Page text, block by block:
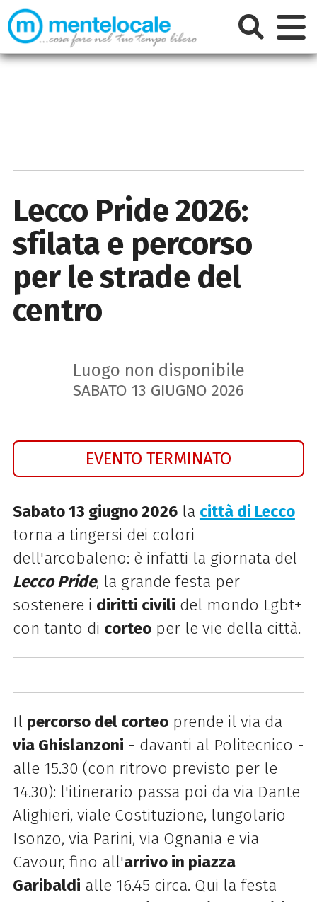
Lecco Pride 2026:
sfilata e percorso
per le strade del
centro
Luogo non disponibile
SABATO 13 GIUGNO 2026
EVENTO TERMINATO
Sabato 13 giugno 2026la città di Lecco
torna a tingersi dei colori
dell'arcobaleno: è infatti la giornata del
Lecco Pride, la grande festa per
sostenere i diritti civili del mondo Lgbt+
con tanto di corteoper le vie della città.
Il percorso del corteoprende il via da
via Ghislanzoni - davanti al Politecnico -
alle 15.30 (con ritrovo previsto per le
14.30): l'itinerario passa poi da via Dante
Alighieri, viale Costituzione, lungolario
Isonzo, via Parini, via Ognania e via
Cavour, fino all'arrivo in piazza
Garibaldi alle 16.45 circa. Qui la festa